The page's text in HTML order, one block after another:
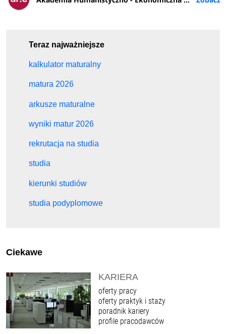
Teraz najważniejsze
kalkulator maturalny
matura 2026
arkusze maturalne
wyniki matur 2026
rekrutacja na studia
studia
kierunki studiów
studia podyplomowe
Ciekawe
KARIERA
oferty pracy
oferty praktyk i staży
poradnik kariery
profile pracodawców